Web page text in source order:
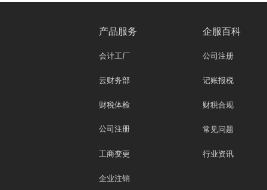
产品服务
会计工厂
云财务部
财税体检
公司注册
工商变更
企业注销
企服百科
公司注册
记账报税
财税合规
常见问题
行业资讯